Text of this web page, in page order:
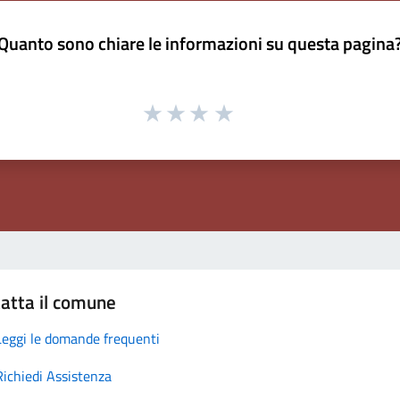
sono chiare le informazioni su questa
il comune
le domande frequenti
Assistenza